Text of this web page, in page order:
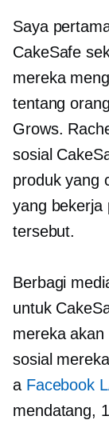
Saya
CakeSafe
mereka
tentang
Grows.
sosial
produk yang
yang bekerja
tersebut.
Berbagi
untuk
mereka
sosial
a Facebook
mendatang,